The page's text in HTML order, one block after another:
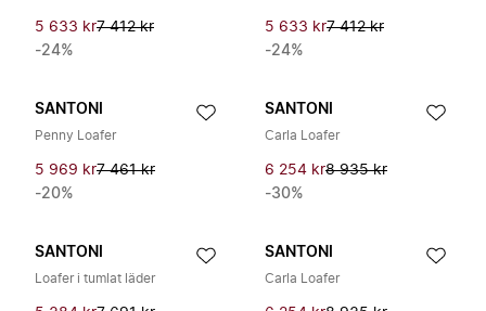
5 633 kr7 412 kr
-24%
5 633 kr7 412 kr
-24%
SANTONI
Penny Loafer
5 969 kr7 461 kr
-20%
SANTONI
Carla Loafer
6 254 kr8 935 kr
-30%
SANTONI
Loafer i tumlat läder
SANTONI
Carla Loafer